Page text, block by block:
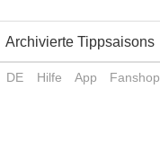
Archivierte Tippsaisons
DE Hilfe App Fanshop